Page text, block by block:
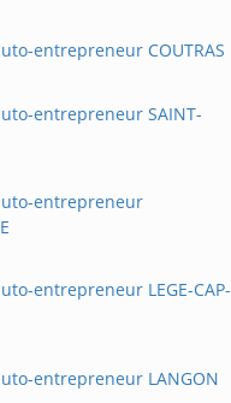
entrepreneur COUTRAS
entrepreneur SAINT-
entrepreneur
entrepreneur LEGE-CAP-
entrepreneur LANGON